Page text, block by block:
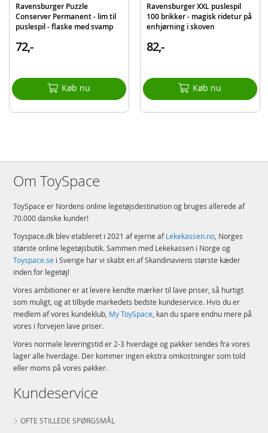
Ravensburger Puzzle
Conserver Permanent - lim til
puslespil - flaske med svamp
72,-
Køb nu
Ravensburger XXL puslespil
100 brikker - magisk ridetur på
enhjørning i skoven
82,-
Køb nu
Om ToySpace
ToySpace er Nordens online legetøjsdestination og bruges allerede af
70.000 danske kunder!
Toyspace.dk blev etableret i 2021 af ejerne afLekekassen.no , Norges
største online legetøjsbutik. Sammen med Lekekassen i Norge og
Toyspace.se i Sverige har vi skabt en af Skandinaviens største kæder
inden for legetøj!
Vores ambitioner er at levere kendte mærker til lave priser, så hurtigt
som muligt, og at tilbyde markedets bedste kundeservice. Hvis du er
medlem af vores kundeklub, My ToySpace , kan du spare endnu mere på
vores i forvejen lave priser.
Vores normale leveringstid er 2-3 hverdage og pakker sendes fra vores
lager alle hverdage. Der kommer ingen ekstra omkostninger som told
eller moms på vores pakker.
Kundeservice
OFTE STILLEDE SPØRGSMÅL